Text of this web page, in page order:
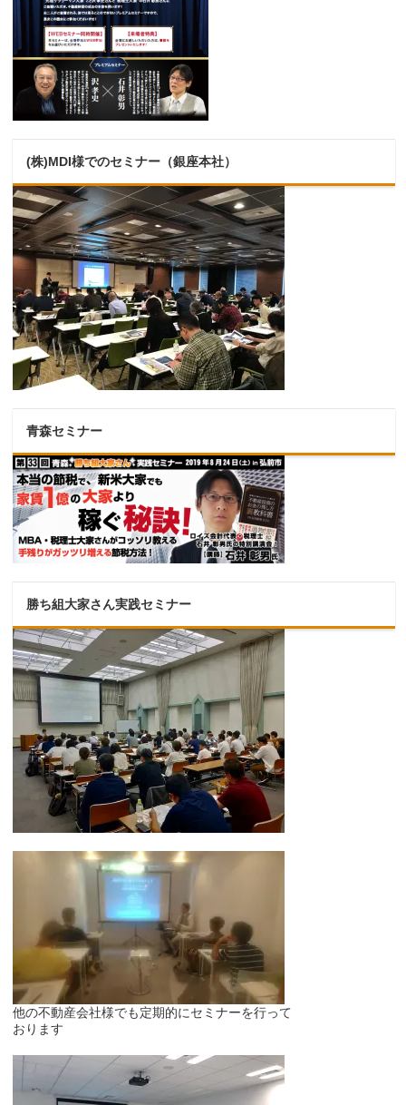
(株)MDI様でのセミナー（銀座本社）
青森セミナー
勝ち組大家さん実践セミナー
他の不動産会社様でも定期的にセミナーを行って
おります